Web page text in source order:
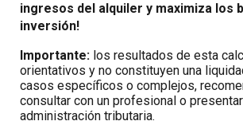
ingresos del alquiler y maximiza los
inversión!
Importante: los resultados de esta
orientativos y no constituyen una
casos específicos o complejos,
consultar con un profesional o
administración tributaria.